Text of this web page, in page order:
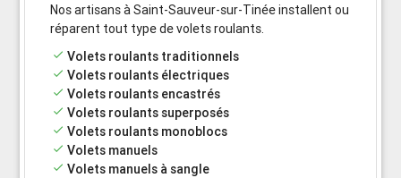
Nos artisans à Saint-Sauveur-sur-Tinée installent ou
réparent tout type de volets roulants.
done Volets roulants traditionnels
done Volets roulants électriques
done Volets roulants encastrés
done Volets roulants superposés
done Volets roulants monoblocs
done Volets manuels
done Volets manuels à sangle